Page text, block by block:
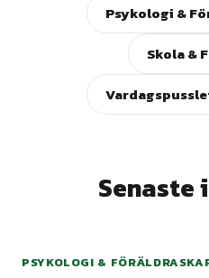
Psykologi &
Skola &
Senaste
PSYKOLOGI &